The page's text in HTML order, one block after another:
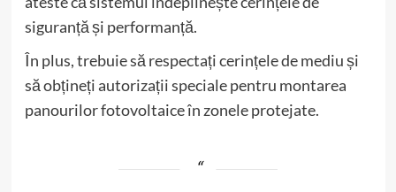
siguranță și performanță.
În plus, trebuie să respectați cerințele de mediu și
să obțineți autorizații speciale pentru montarea
panourilor fotovoltaice în zonele protejate.